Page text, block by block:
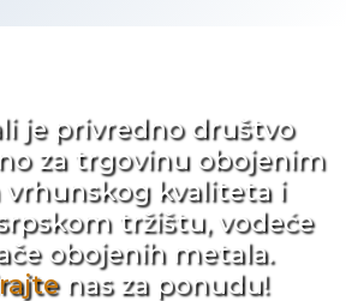
je privredno društvo
za trgovinu obojenim
kvaliteta i
tržištu, vodeće
obojenih metala.
nas za ponudu!